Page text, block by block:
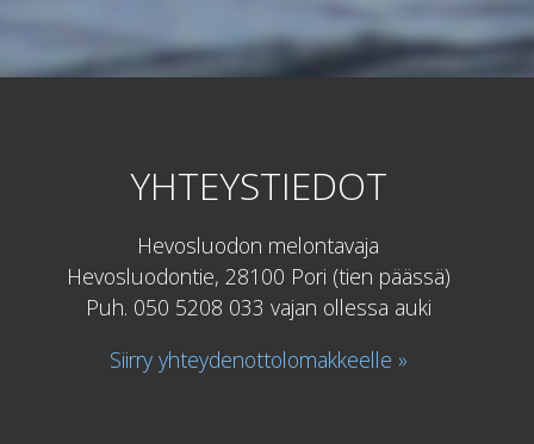
YHTEYSTIEDOT
Hevosluodon melontavaja
Hevosluodontie, 28100 Pori (tien päässä)
Puh. 050 5208 033 vajan ollessa auki
Siirry yhteydenottolomakkeelle »